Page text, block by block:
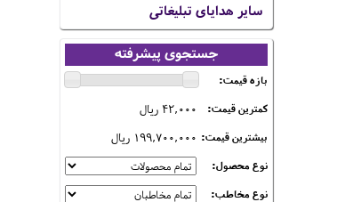
سایر هدایای تبلیغاتی
جستجوی پیشرفته
بازه قیمت:
کمترین قیمت:
42,000 ریال
بیشترین قیمت: 199,700,000 ریال
نوع محصول:
نوع مخاطب: